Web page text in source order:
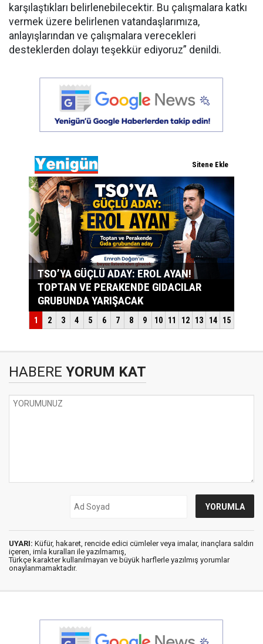
karşılaştıkları belirlenebilecektir. Bu çalışmalara katkı
vermek üzere belirlenen vatandaşlarımıza,
anlayışlarından ve çalışmalara verecekleri
desteklerden dolayı teşekkür ediyoruz” denildi.
HABERE YORUM KAT
UYARI: Küfür, hakaret, rencide edici cümleler veya imalar, inançlara saldırı
içeren, imla kuralları ile yazılmamış,
Türkçe karakter kullanılmayan ve büyük harflerle yazılmış yorumlar
onaylanmamaktadır.